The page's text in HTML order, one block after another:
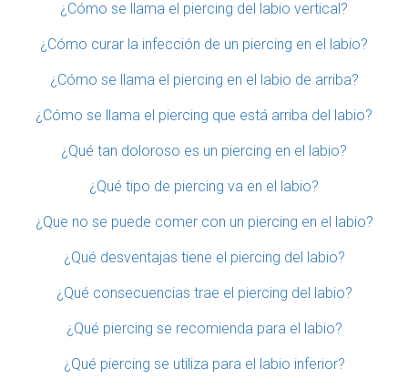
¿Cómo se llama el piercing del labio vertical?
¿Cómo curar la infección de un piercing en el labio?
¿Cómo se llama el piercing en el labio de arriba?
¿Cómo se llama el piercing que está arriba del labio?
¿Qué tan doloroso es un piercing en el labio?
¿Qué tipo de piercing va en el labio?
¿Que no se puede comer con un piercing en el labio?
¿Qué desventajas tiene el piercing del labio?
¿Qué consecuencias trae el piercing del labio?
¿Qué piercing se recomienda para el labio?
¿Qué piercing se utiliza para el labio inferior?